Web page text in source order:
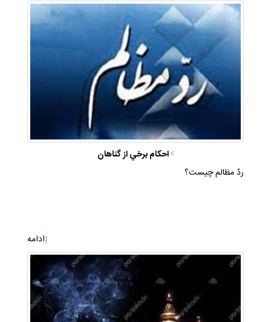
احكام برخي از گناهان
ردّ مظالم چيست؟
|ادامه